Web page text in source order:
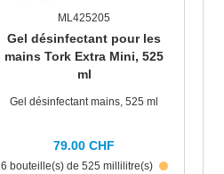
ML425205
Gel désinfectant pour les
mains Tork Extra Mini, 525
ml
Gel désinfectant mains, 525 ml
6 bouteille(s) de 525 millilitre(s)
79.00 CHF